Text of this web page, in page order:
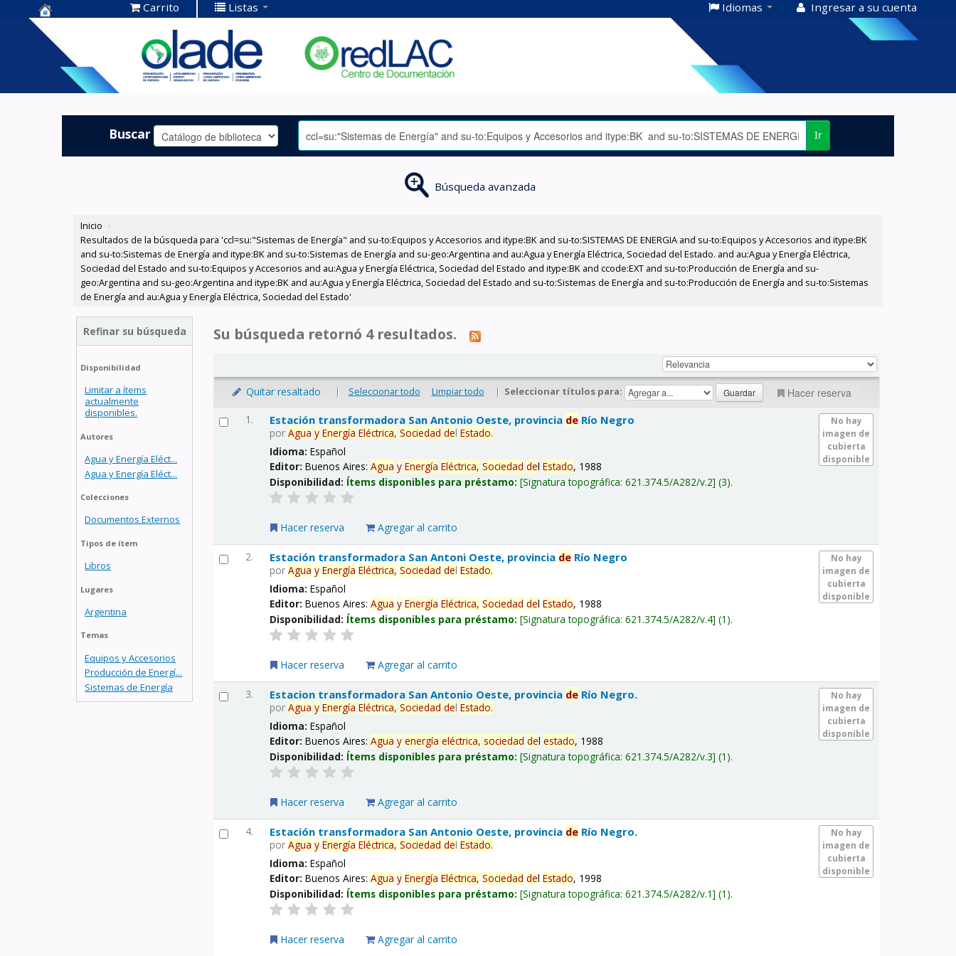
Centro de
Documentación
OLADE -
Carrito Listas Idiomas Ingresar a su cuenta
Buscar Ir
Búsqueda avanzada
Inicio ›
Resultados de la búsqueda para 'ccl=su:"Sistemas de Energía" and su-to:Equipos y Accesorios and itype:BK and su-to:SISTEMAS DE ENERGIA and su-to:Equipos y Accesorios and itype:BK
and su-to:Sistemas de Energía and itype:BK and su-to:Sistemas de Energía and su-geo:Argentina and au:Agua y Energía Eléctrica, Sociedad del Estado. and au:Agua y Energía Eléctrica,
Sociedad del Estado and su-to:Equipos y Accesorios and au:Agua y Energía Eléctrica, Sociedad del Estado and itype:BK and ccode:EXT and su-to:Producción de Energía and su-
geo:Argentina and su-geo:Argentina and itype:BK and au:Agua y Energía Eléctrica, Sociedad del Estado and su-to:Sistemas de Energía and su-to:Producción de Energía and su-to:Sistemas
de Energía and au:Agua y Energía Eléctrica, Sociedad del Estado'
Refinar su búsqueda
Disponibilidad
Limitar a ítems
actualmente
disponibles.
Autores
Agua y Energía Eléct...
Agua y Energía Eléct...
Colecciones
Documentos Externos
Tipos de ítem
Libros
Lugares
Argentina
Temas
Equipos y Accesorios
Producción de Energí...
Sistemas de Energía
Su búsqueda retornó 4 resultados.
Quitar resaltado | Seleccionar todo Limpiar todo | Seleccionar títulos para: Hacer reserva
1.
No hay
imagen de
cubierta
disponible
Estación transformadora San Antonio Oeste, provincia de Río Negro
porAgua y Energía Eléctrica, Sociedad delEstado.
Idioma:Español
Editor:Buenos Aires:Agua y Energía Eléctrica, Sociedad delEstado, 1988
Disponibilidad: Ítems disponibles para préstamo: Signatura topográfica:621.374.5/A282/v.2 (3).
Hacer reserva Agregar al carrito
2.
No hay
imagen de
cubierta
disponible
Estación transformadora San Antoni Oeste, provincia de Río Negro
porAgua y Energía Eléctrica, Sociedad delEstado.
Idioma:Español
Editor:Buenos Aires:Agua y Energía Eléctrica, Sociedad delEstado, 1988
Disponibilidad: Ítems disponibles para préstamo: Signatura topográfica:621.374.5/A282/v.4 (1).
Hacer reserva Agregar al carrito
3.
No hay
imagen de
cubierta
disponible
Estacion transformadora San Antonio Oeste, provincia de Río Negro.
porAgua y Energía Eléctrica, Sociedad delEstado.
Idioma:Español
Editor:Buenos Aires:Agua y energía eléctrica, sociedad delestado, 1988
Disponibilidad: Ítems disponibles para préstamo: Signatura topográfica:621.374.5/A282/v.3 (1).
Hacer reserva Agregar al carrito
4.
No hay
imagen de
cubierta
disponible
Estación transformadora San Antonio Oeste, provincia de Río Negro.
porAgua y Energía Eléctrica, Sociedad delEstado.
Idioma:Español
Editor:Buenos Aires:Agua y Energía Eléctrica, Sociedad delEstado, 1998
Disponibilidad: Ítems disponibles para préstamo: Signatura topográfica:621.374.5/A282/v.1 (1).
Hacer reserva Agregar al carrito